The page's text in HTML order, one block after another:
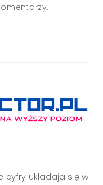
cyfry układają się w